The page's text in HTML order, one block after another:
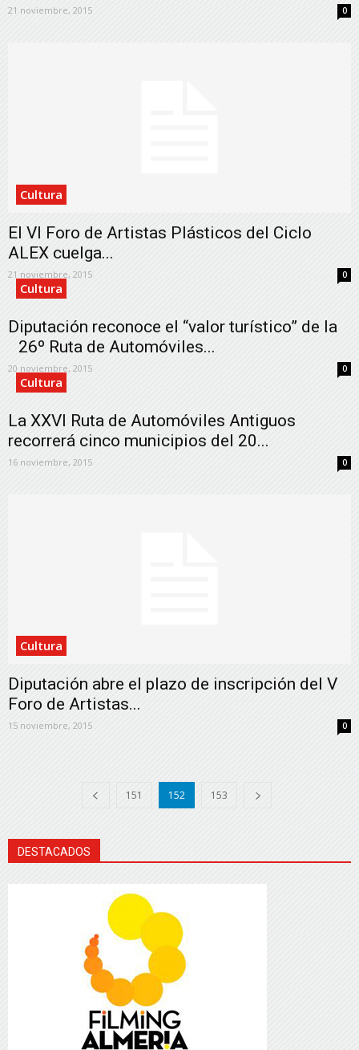
21 noviembre, 2015 0
Cultura
El VI Foro de Artistas Plásticos del Ciclo
ALEX cuelga...
21 noviembre, 2015 0
Cultura
Diputación reconoce el “valor turístico” de la
26º Ruta de Automóviles...
20 noviembre, 2015 0
Cultura
La XXVI Ruta de Automóviles Antiguos
recorrerá cinco municipios del 20...
16 noviembre, 2015 0
Cultura
Diputación abre el plazo de inscripción del V
Foro de Artistas...
15 noviembre, 2015 0
151 152 153
DESTACADOS